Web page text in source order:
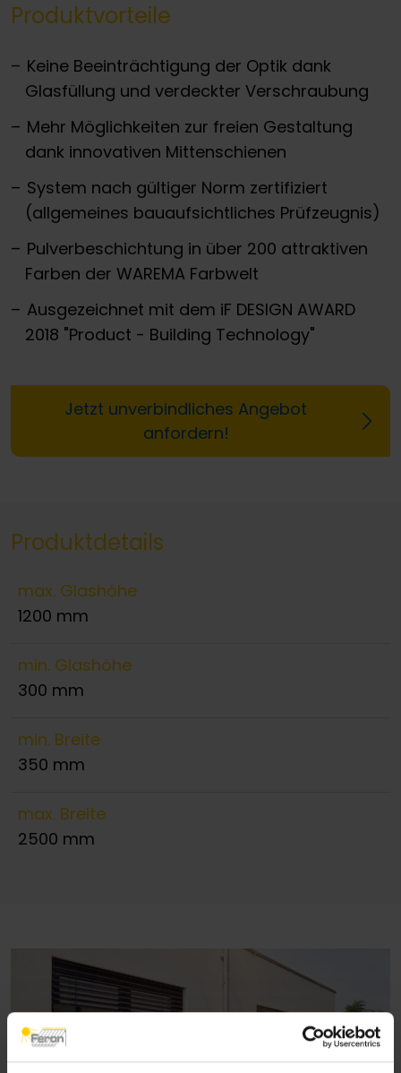
Produktvorteile
Keine Beeinträchtigung der Optik dank
Glasfüllung und verdeckter Verschraubung
Mehr Möglichkeiten zur freien Gestaltung
dank innovativen Mittenschienen
System nach gültiger Norm zertifiziert
(allgemeines bauaufsichtliches Prüfzeugnis)
Pulverbeschichtung in über 200 attraktiven
Farben der WAREMA Farbwelt
Ausgezeichnet mit dem iF DESIGN AWARD
2018 "Product - Building Technology"
Jetzt unverbindliches Angebot
anfordern!
Produktdetails
max. Glashöhe
1200 mm
min. Glashöhe
300 mm
min. Breite
350 mm
max. Breite
2500 mm